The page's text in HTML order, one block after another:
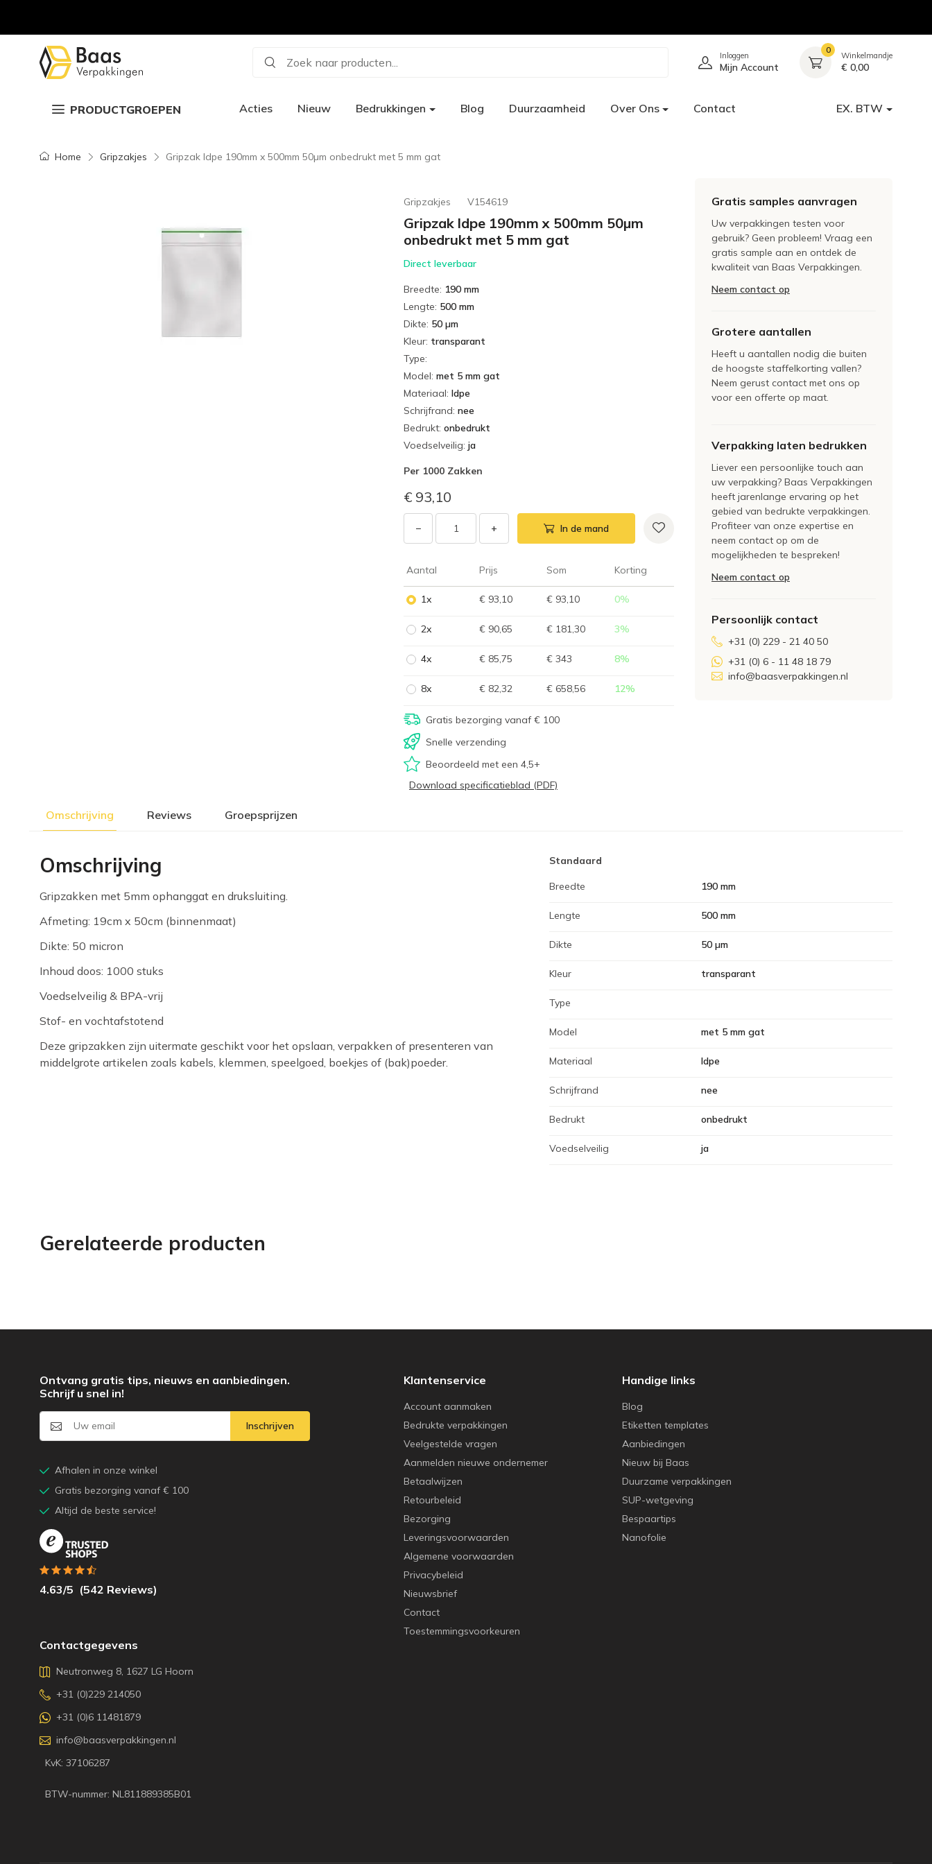
Zoek naar producten... Inloggen
Mijn Account
0
Winkelmandje
€ 0,00
PRODUCTGROEPEN Acties Nieuw Bedrukkingen Blog Duurzaamheid Over Ons Contact EX. BTW
Home Gripzakjes Gripzak ldpe 190mm x 500mm 50µm onbedrukt met 5 mm gat
Gripzakjes V154619
Gripzak ldpe 190mm x 500mm 50µm
onbedrukt met 5 mm gat
Direct leverbaar
Breedte: 190 mm
Lengte: 500 mm
Dikte: 50 µm
Kleur: transparant
Type:
Model: met 5 mm gat
Materiaal: ldpe
Schrijfrand: nee
Bedrukt: onbedrukt
Voedselveilig: ja
Per 1000 Zakken
€ 93,10
− + In de mand
Aantal Prijs Som Korting
1x € 93,10 € 93,10 0%
2x € 90,65 € 181,30 3%
4x € 85,75 € 343 8%
8x € 82,32 € 658,56 12%
Gratis bezorging vanaf € 100
Snelle verzending
Beoordeeld met een 4,5+
Download specificatieblad (PDF)
Gratis samples aanvragen
Uw verpakkingen testen voor
gebruik? Geen probleem! Vraag een
gratis sample aan en ontdek de
kwaliteit van Baas Verpakkingen.
Neem contact op
Grotere aantallen
Heeft u aantallen nodig die buiten
de hoogste staffelkorting vallen?
Neem gerust contact met ons op
voor een offerte op maat.
Verpakking laten bedrukken
Liever een persoonlijke touch aan
uw verpakking? Baas Verpakkingen
heeft jarenlange ervaring op het
gebied van bedrukte verpakkingen.
Profiteer van onze expertise en
neem contact op om de
mogelijkheden te bespreken!
Neem contact op
Persoonlijk contact
+31 (0) 229 - 21 40 50
+31 (0) 6 - 11 48 18 79
info@baasverpakkingen.nl
Omschrijving Reviews Groepsprijzen
Omschrijving
Gripzakken met 5mm ophanggat en druksluiting.
Afmeting: 19cm x 50cm (binnenmaat)
Dikte: 50 micron
Inhoud doos: 1000 stuks
Voedselveilig & BPA-vrij
Stof- en vochtafstotend
Deze gripzakken zijn uitermate geschikt voor het opslaan, verpakken of presenteren van
middelgrote artikelen zoals kabels, klemmen, speelgoed, boekjes of (bak)poeder.
Standaard
Breedte 190 mm
Lengte 500 mm
Dikte 50 µm
Kleur transparant
Type
Model met 5 mm gat
Materiaal ldpe
Schrijfrand nee
Bedrukt onbedrukt
Voedselveilig ja
Gerelateerde producten
Klantenservice
Account aanmaken
Bedrukte verpakkingen
Veelgestelde vragen
Aanmelden nieuwe ondernemer
Betaalwijzen
Retourbeleid
Bezorging
Leveringsvoorwaarden
Algemene voorwaarden
Privacybeleid
Nieuwsbrief
Contact
Toestemmingsvoorkeuren
Handige links
Blog
Etiketten templates
Aanbiedingen
Nieuw bij Baas
Duurzame verpakkingen
SUP-wetgeving
Bespaartips
Nanofolie
Contactgegevens
Neutronweg 8, 1627 LG Hoorn
+31 (0)229 214050
+31 (0)6 11481879
info@baasverpakkingen.nl
KvK: 37106287
BTW-nummer: NL811889385B01
Ontvang gratis tips, nieuws en aanbiedingen.
Schrijf u snel in!
Inschrijven
Afhalen in onze winkel
Gratis bezorging vanaf € 100
Altijd de beste service!
4.63/5 (542 Reviews)